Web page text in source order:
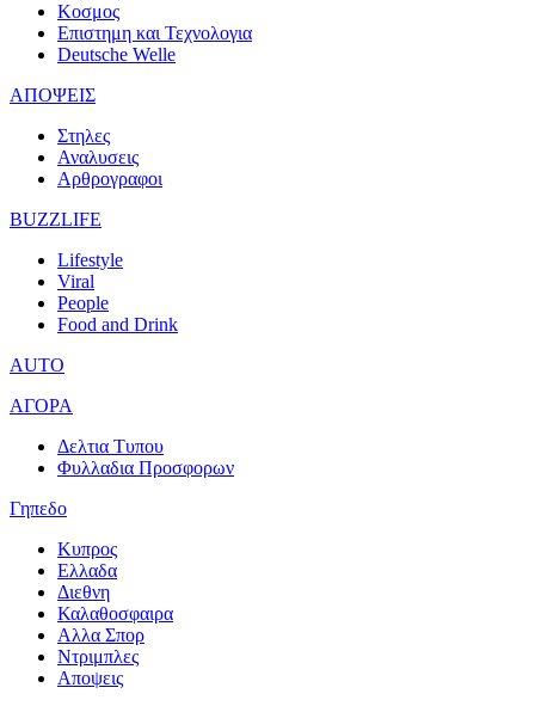
Κοσμος
Επιστημη και Τεχνολογια
Deutsche Welle
ΑΠΟΨΕΙΣ
Στηλες
Αναλυσεις
Αρθρογραφοι
BUZZLIFE
Lifestyle
Viral
People
Food and Drink
AUTO
ΑΓΟΡΑ
Δελτια Τυπου
Φυλλαδια Προσφορων
Γηπεδο
Κυπρος
Ελλαδα
Διεθνη
Καλαθοσφαιρα
Αλλα Σπορ
Ντριμπλες
Αποψεις